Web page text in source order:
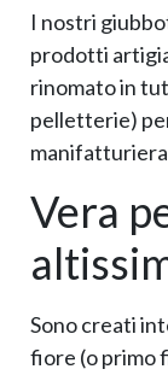
I nostri
prodotti
rinomato in
pelletterie)
Vera
Sono creati
fiore (o primo